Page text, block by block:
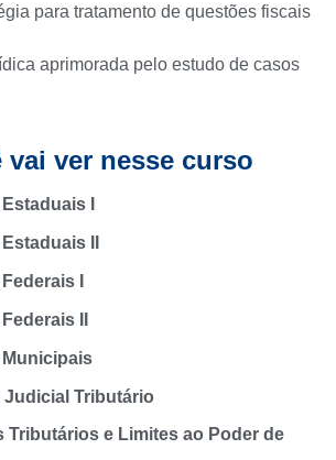
para tratamento de questões fiscais
aprimorada pelo estudo de casos
vai ver nesse curso
I
II
I
II
Municipais
Judicial Tributário
Tributários e Limites ao Poder de